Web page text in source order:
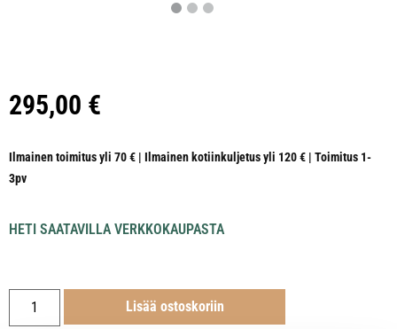
295,00 €
Ilmainen toimitus yli 70 € | Ilmainen kotiinkuljetus yli 120 € | Toimitus 1-
3pv
HETI SAATAVILLA VERKKOKAUPASTA
Lisää ostoskoriin